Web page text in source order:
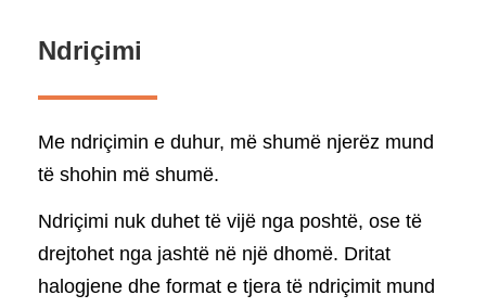
Ndriçimi
Me ndriçimin e duhur, më shumë njerëz mund
të shohin më shumë.
Ndriçimi nuk duhet të vijë nga poshtë, ose të
drejtohet nga jashtë në një dhomë. Dritat
halogjene dhe format e tjera të ndriçimit mund